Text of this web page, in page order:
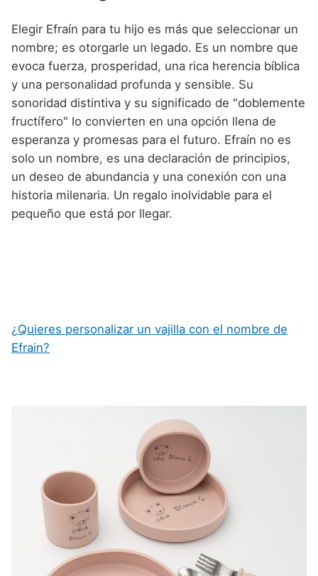
Elegir Efraín para tu hijo es más que seleccionar un
nombre; es otorgarle un legado. Es un nombre que
evoca fuerza, prosperidad, una rica herencia bíblica
y una personalidad profunda y sensible. Su
sonoridad distintiva y su significado de "doblemente
fructífero" lo convierten en una opción llena de
esperanza y promesas para el futuro. Efraín no es
solo un nombre, es una declaración de principios,
un deseo de abundancia y una conexión con una
historia milenaria. Un regalo inolvidable para el
pequeño que está por llegar.
¿Quieres personalizar un vajilla con el nombre de
Efrain?